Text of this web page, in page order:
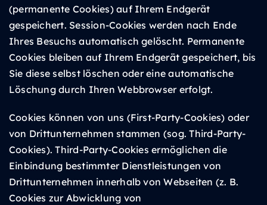
(permanente Cookies) auf Ihrem Endgerät
gespeichert. Session-Cookies werden nach Ende
Ihres Besuchs automatisch gelöscht. Permanente
Cookies bleiben auf Ihrem Endgerät gespeichert, bis
Sie diese selbst löschen oder eine automatische
Löschung durch Ihren Webbrowser erfolgt.
Cookies können von uns (First-Party-Cookies) oder
von Drittunternehmen stammen (sog. Third-Party-
Cookies). Third-Party-Cookies ermöglichen die
Einbindung bestimmter Dienstleistungen von
Drittunternehmen innerhalb von Webseiten (z. B.
Cookies zur Abwicklung von